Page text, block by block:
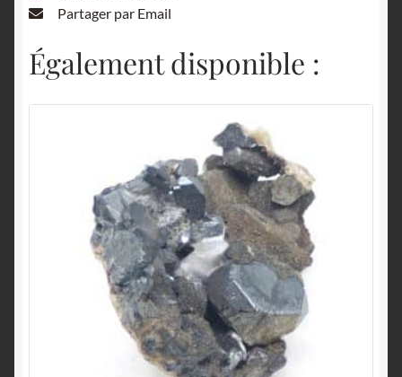
Partager par Email
Également disponible :